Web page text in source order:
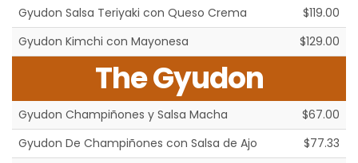
Gyudon Salsa Teriyaki con Queso Crema
$119.00
Gyudon Kimchi con Mayonesa
$129.00
The Gyudon
Gyudon Champiñones y Salsa Macha
$67.00
Gyudon De Champiñones con Salsa de Ajo
$77.33